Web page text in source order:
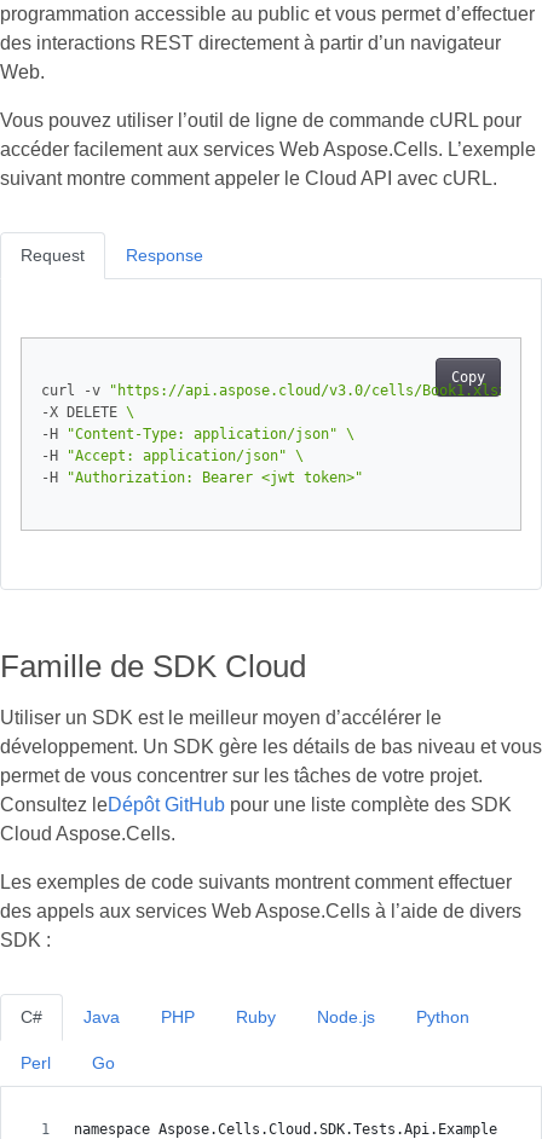
programmation accessible au public et vous permet d’effectuer
des interactions REST directement à partir d’un navigateur
Web.
Vous pouvez utiliser l’outil de ligne de commande cURL pour
accéder facilement aux services Web Aspose.Cells. L’exemple
suivant montre comment appeler le Cloud API avec cURL.
Request
Copy
curl -v
"https://api.aspose.cloud/v3.0/cells/Book1.xlsx/
-X DELETE
-H
"Content-Type: application/json"
-H
"Accept: application/json"
-H
"Authorization: Bearer <jwt token>"
Response
Famille de SDK Cloud
Utiliser un SDK est le meilleur moyen d’accélérer le
développement. Un SDK gère les détails de bas niveau et vous
permet de vous concentrer sur les tâches de votre projet.
Consultez leDépôt GitHub pour une liste complète des SDK
Cloud Aspose.Cells.
Les exemples de code suivants montrent comment effectuer
des appels aux services Web Aspose.Cells à l’aide de divers
SDK :
C#
namespace Aspose.Cells.Cloud.SDK.Tests.Api.Example
Java PHP Ruby Node.js Python
Perl Go